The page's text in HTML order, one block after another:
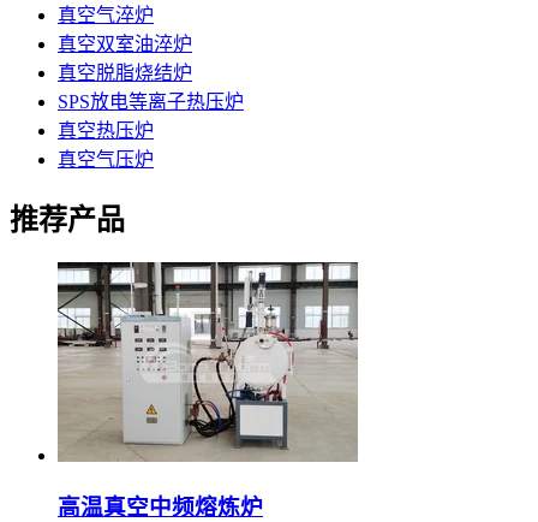
真空气淬炉
真空双室油淬炉
真空脱脂烧结炉
SPS放电等离子热压炉
真空热压炉
真空气压炉
推荐产品
高温真空中频熔炼炉